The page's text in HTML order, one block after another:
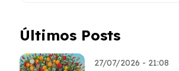
Últimos Posts
27/07/2026 - 21:08